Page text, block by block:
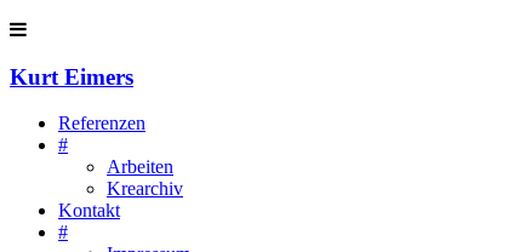
Kurt Eimers
Referenzen
#
Arbeiten
Krearchiv
Kontakt
#